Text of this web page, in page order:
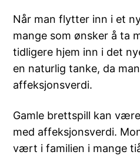
Når man flytter inn i et
mange som ønsker å ta
tidligere hjem inn i det
en naturlig tanke, da
affeksjonsverdi.
Gamle brettspill kan
med affeksjonsverdi.
vært i familien i mange